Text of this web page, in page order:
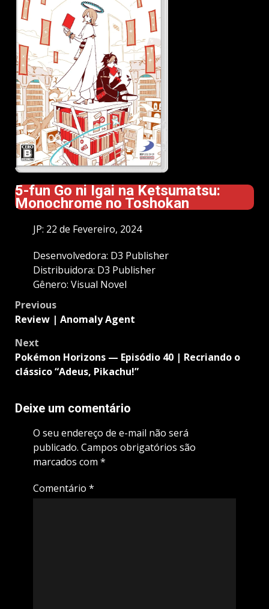
5-fun Go ni Igai na Ketsumatsu:
Monochrome no Toshokan
JP: 22 de Fevereiro, 2024
Desenvolvedora: D3 Publisher
Distribuidora: D3 Publisher
Gênero: Visual Novel
Post
navigation
Previous
Review | Anomaly Agent
Next
Pokémon Horizons — Episódio 40 | Recriando o
clássico “Adeus, Pikachu!”
Deixe um comentário
O seu endereço de e-mail não será
publicado. Campos obrigatórios são
marcados com *
Comentário *